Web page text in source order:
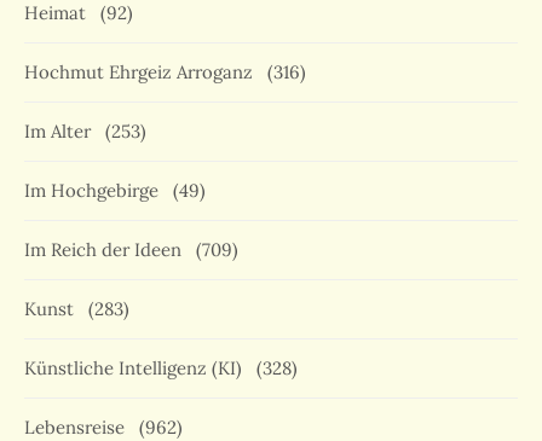
Heimat (92)
Hochmut Ehrgeiz Arroganz (316)
Im Alter (253)
Im Hochgebirge (49)
Im Reich der Ideen (709)
Kunst (283)
Künstliche Intelligenz (KI) (328)
Lebensreise (962)